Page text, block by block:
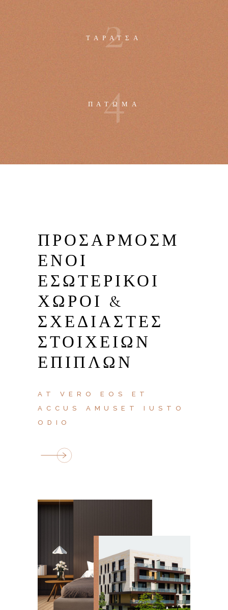
2
ΤΑΡΆΤΣΑ
4
ΠΆΤΩΜΑ
ΠΡΟΣΑΡΜΟΣΜ
ΈΝΟΙ
ΕΣΩΤΕΡΙΚΟΊ
ΧΏΡΟΙ &
ΣΧΕΔΙΑΣΤΈΣ
ΣΤΟΙΧΕΊΩΝ
ΕΠΊΠΛΩΝ
AT VERO EOS ET
ACCUS AMUSET IUSTO
ODIO